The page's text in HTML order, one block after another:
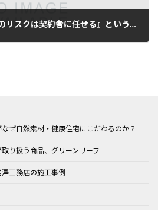
『金利が上昇した場合のリスクは契約者に任せる』というリスク
ぜ自然素材・健康住宅にこだわるのか？
り扱う商品、グリーンリーフ
工務店の施工事例